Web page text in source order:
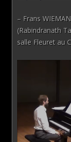
– Frans
(Rabindranath
salle Fleuret au